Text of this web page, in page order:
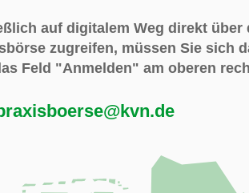
auf digitalem Weg direkt
zugreifen, müssen Sie sich
Feld "Anmelden" am oberen